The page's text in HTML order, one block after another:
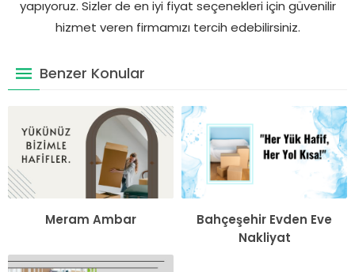
yapıyoruz. Sizler de en iyi fiyat seçenekleri için güvenilir
hizmet veren firmamızı tercih edebilirsiniz.
Benzer Konular
Meram Ambar
Bahçeşehir Evden Eve
Nakliyat